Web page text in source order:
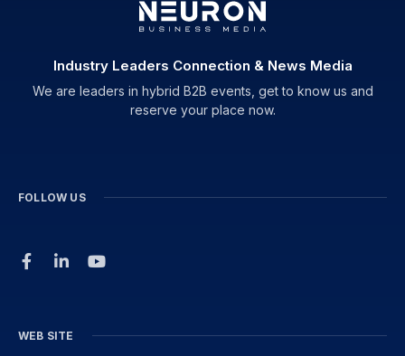
Industry Leaders Connection & News Media
We are leaders in hybrid B2B events, get to know us and
reserve your place now.
FOLLOW US
WEB SITE